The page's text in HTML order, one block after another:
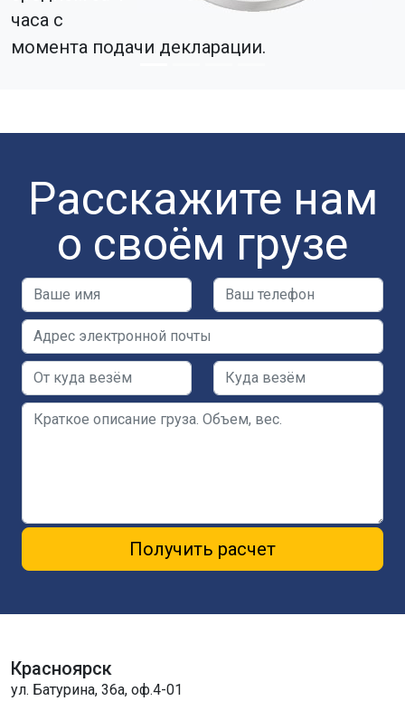
часа с
момента подачи декларации.
Расскажите нам
о своём грузе
Получить расчет
Красноярск
ул. Батурина, 36а, оф.4-01